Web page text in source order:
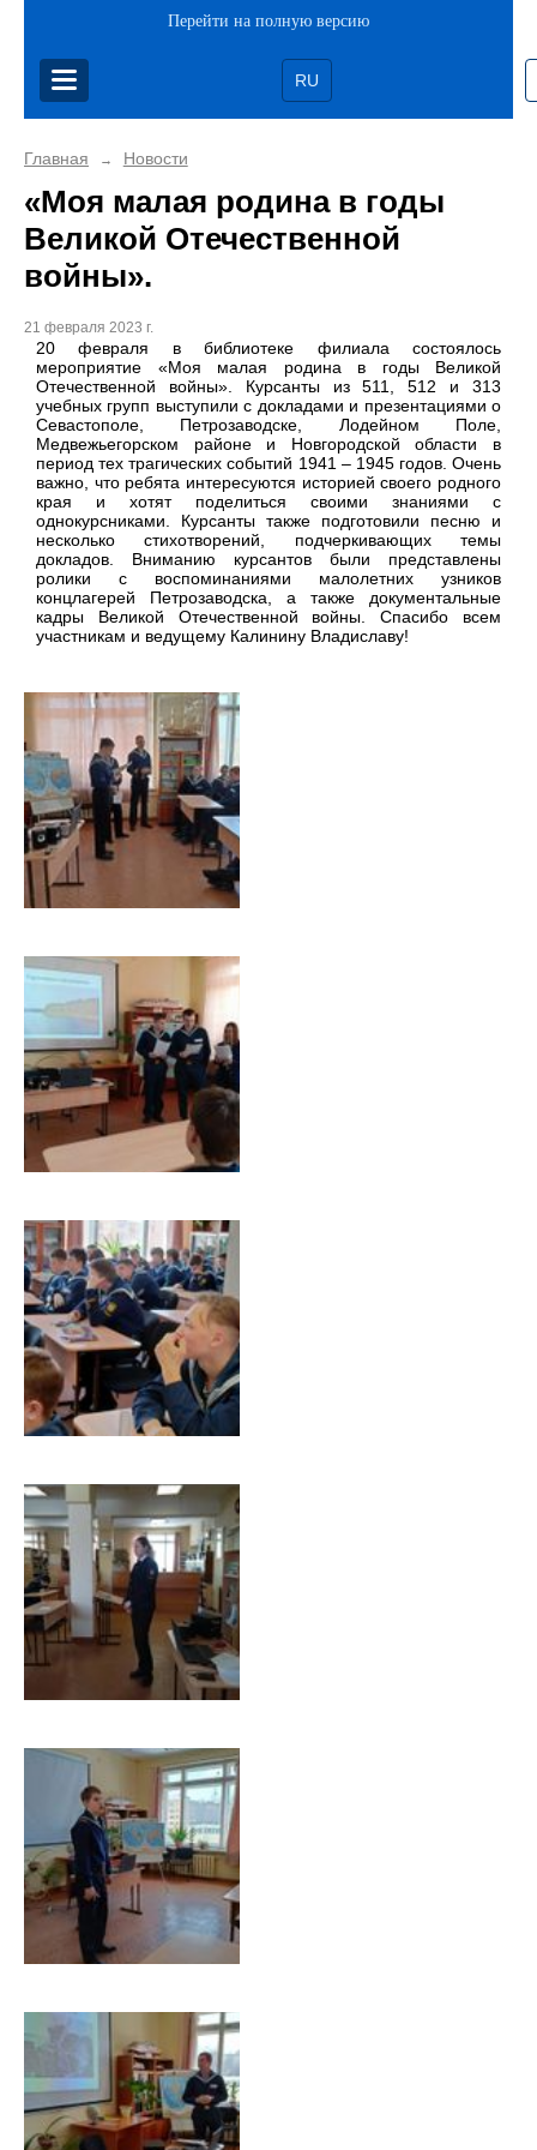
Перейти на полную версию
RU
Главная → Новости
«Моя малая родина в годы
Великой Отечественной
войны».
21 февраля 2023 г.
20 февраля в библиотеке филиала состоялось
мероприятие «Моя малая родина в годы Великой
Отечественной войны». Курсанты из 511, 512 и 313
учебных групп выступили с докладами и презентациями о
Севастополе, Петрозаводске, Лодейном Поле,
Медвежьегорском районе и Новгородской области в
период тех трагических событий 1941 – 1945 годов. Очень
важно, что ребята интересуются историей своего родного
края и хотят поделиться своими знаниями с
однокурсниками. Курсанты также подготовили песню и
несколько стихотворений, подчеркивающих темы
докладов. Вниманию курсантов были представлены
ролики с воспоминаниями малолетних узников
концлагерей Петрозаводска, а также документальные
кадры Великой Отечественной войны. Спасибо всем
участникам и ведущему Калинину Владиславу!